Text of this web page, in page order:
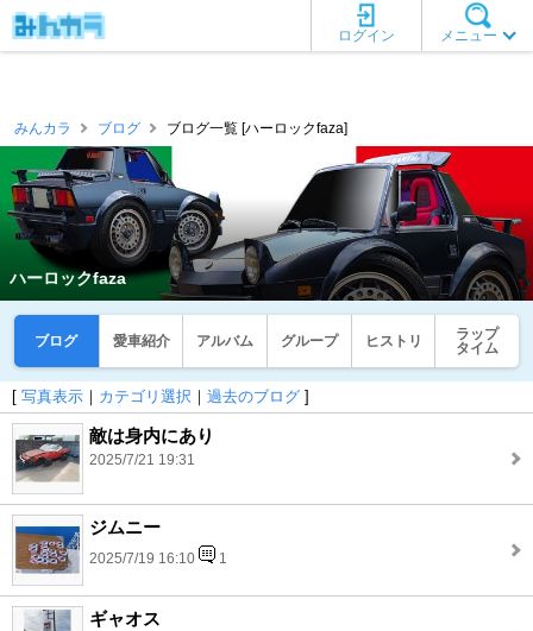
メニュー
ログイン
みんカラ ブログ ブログ一覧 [ハーロックfaza]
ハーロックfaza
ブログ 愛車紹介 アルバム グループ ヒストリ
ラップ
タイム
[ 写真表示 ｜ カテゴリ選択 ｜ 過去のブログ ]
敵は身内にあり
2025/7/21 19:31
ジムニー
2025/7/19 16:10 1
ギャオス